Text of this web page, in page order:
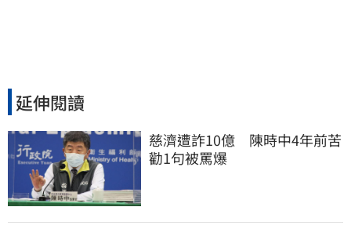
延伸閱讀
慈濟遭詐10億　陳時中4年前苦
勸1句被罵爆